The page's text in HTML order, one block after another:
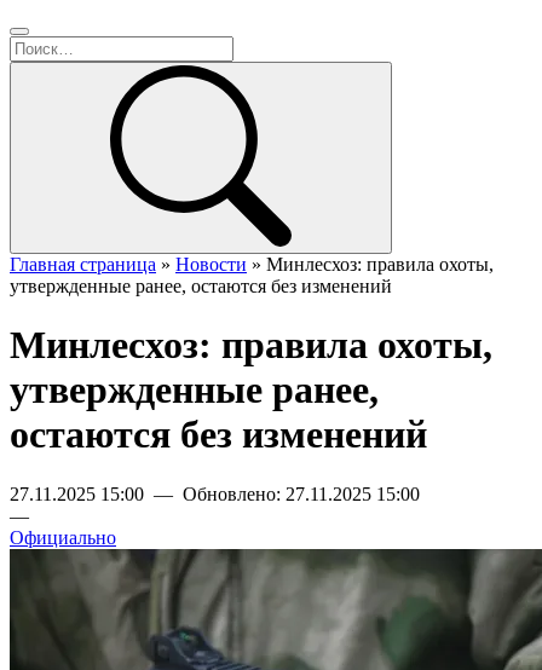
Главная страница » Новости » Минлесхоз: правила охоты,
утвержденные ранее, остаются без изменений
Минлесхоз: правила охоты,
утвержденные ранее,
остаются без изменений
27.11.2025 15:00 — Обновлено: 27.11.2025 15:00
—
Официально